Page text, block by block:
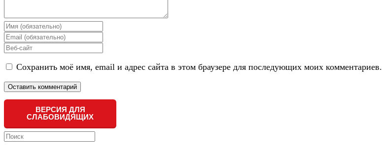
Enter
your
name
or
username
comment
Enter
your
address
comment
Enter
website
(optional)
Сохранить моё имя, email и адрес сайта в этом браузере для последующих моих комментариев.
ВЕРСИЯ ДЛЯ
СЛАБОВИДЯЩИХ
Search